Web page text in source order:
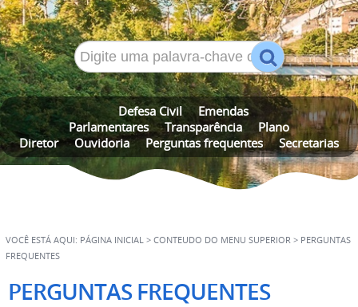
Defesa Civil
Emendas
Parlamentares
Transparência
Plano
Diretor
Ouvidoria Perguntas frequentes Secretarias
VOCÊ ESTÁ AQUI: PÁGINA INICIAL > CONTEUDO DO MENU SUPERIOR > PERGUNTAS
FREQUENTES
PERGUNTAS FREQUENTES